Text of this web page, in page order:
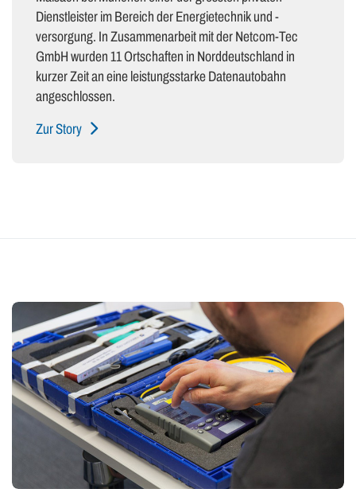
Dienstleister im Bereich der Energietechnik und -
versorgung. In Zusammenarbeit mit der Netcom-Tec
GmbH wurden 11 Ortschaften in Norddeutschland in
kurzer Zeit an eine leistungsstarke Datenautobahn
angeschlossen.
Zur Story